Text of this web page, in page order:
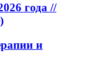
года //
и